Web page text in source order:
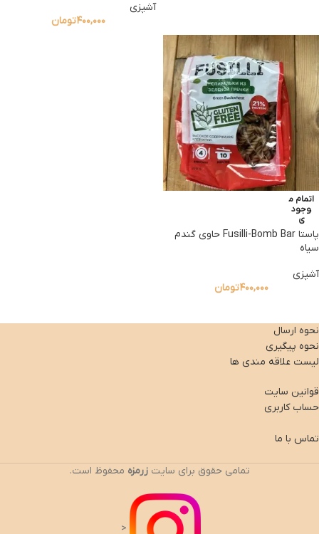
آشپزی
۴۰۰,۰۰۰تومان
اتمام م
وجود
ی
پاستا Fusilli-Bomb Bar حاوی گندم
سیاه
آشپزی
۴۰۰,۰۰۰تومان
نحوه ارسال
نحوه پیگیری
لیست علاقه مندی ها
قوانین سایت
حساب کاربری
تماس با ما
تمامی حقوق برای سایتزرمزه محفوظ است.
<